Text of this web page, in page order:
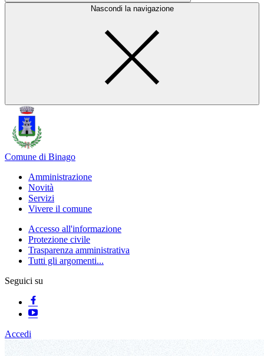
Nascondi la navigazione
Comune di Binago
Amministrazione
Novità
Servizi
Vivere il comune
Accesso all'informazione
Protezione civile
Trasparenza amministrativa
Tutti gli argomenti...
Seguici su
Accedi